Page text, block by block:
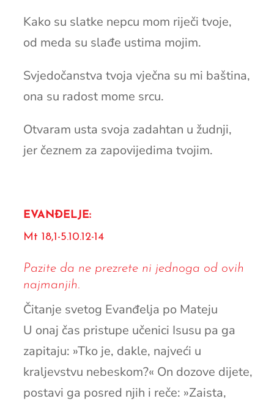
Kako su slatke nepcu mom riječi tvoje,
od meda su slađe ustima mojim.
Svjedočanstva tvoja vječna su mi baština,
ona su radost mome srcu.
Otvaram usta svoja zadahtan u žudnji,
jer čeznem za zapovijedima tvojim.
EVANĐELJE:
Mt 18,1-5.10.12-14
Pazite da ne prezrete ni jednoga od ovih
najmanjih.
Čitanje svetog Evanđelja po Mateju
U onaj čas pristupe učenici Isusu pa ga
zapitaju: »Tko je, dakle, najveći u
kraljevstvu nebeskom?« On dozove dijete,
postavi ga posred njih i reče: »Zaista,